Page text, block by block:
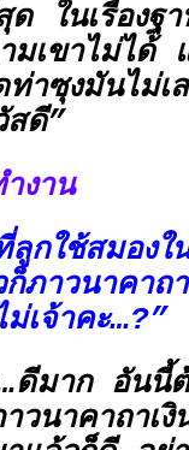
ด ในเรื่อง
ามเขาไม่ได้
าซุงมันไม่เ
สดี”
งาน
ใช้สมองใ
ภาวนาคาถ
เจ้าคะ…?”
มาก อันนี้ต้
วนาคาถาเ